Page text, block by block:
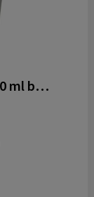
Americano® Switch Renew 200 ml beker met 360° deksel